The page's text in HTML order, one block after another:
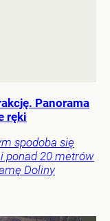
Panorama
ręki
spodoba się
ponad 20 metrów
Doliny